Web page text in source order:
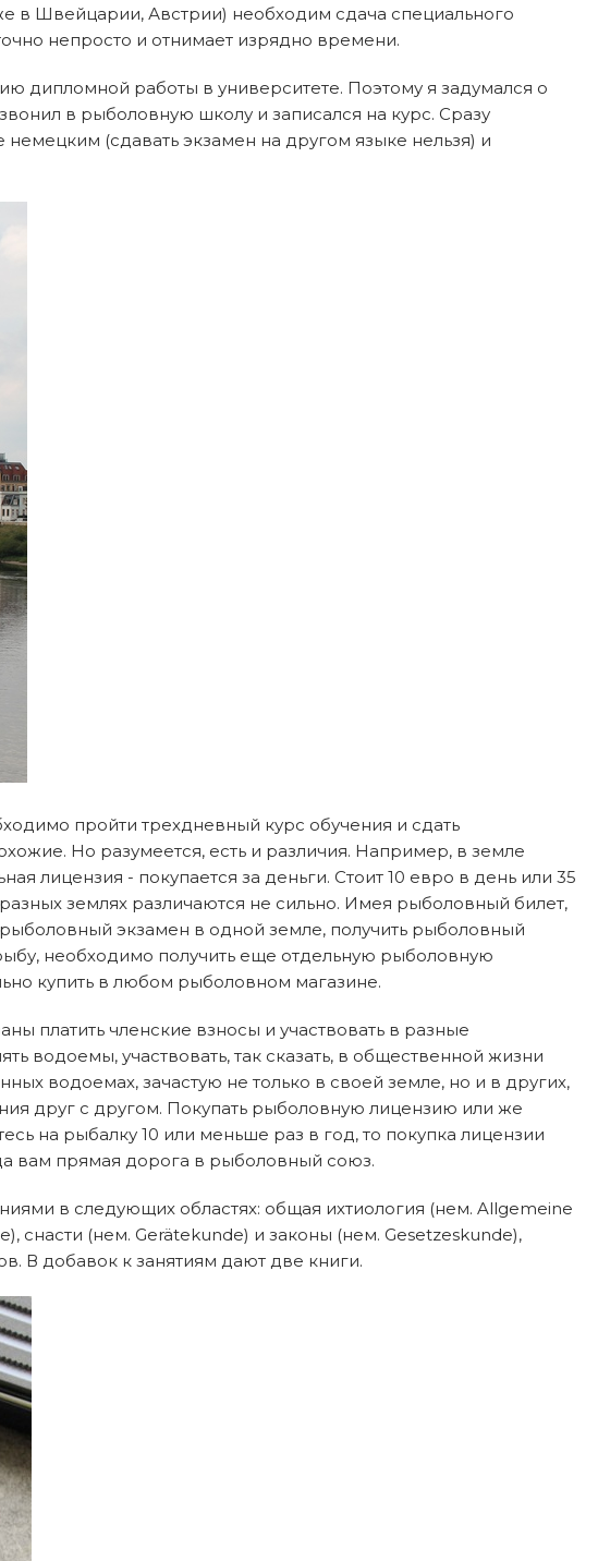
в Швейцарии, Австрии) необходим сдача специального
непросто и отнимает изрядно времени.
дипломной работы в университете. Поэтому я задумался о
в рыболовную школу и записался на курс. Сразу
(сдавать экзамен на другом языке нельзя) и
пройти трехдневный курс обучения и сдать
Но разумеется, есть и различия. Например, в земле
лицензия - покупается за деньги. Стоит 10 евро в день или 35
землях различаются не сильно. Имея рыболовный билет,
экзамен в одной земле, получить рыболовный
необходимо получить еще отдельную рыболовную
купить в любом рыболовном магазине.
платить членские взносы и участвовать в разные
водоемы, участвовать, так сказать, в общественной жизни
водоемах, зачастую не только в своей земле, но и в других,
друг с другом. Покупать рыболовную лицензию или же
на рыбалку 10 или меньше раз в год, то покупка лицензии
вам прямая дорога в рыболовный союз.
в следующих областях: общая ихтиология (нем. Allgemeine
снасти (нем. Gerätekunde) и законы (нем. Gesetzeskunde),
В добавок к занятиям дают две книги.